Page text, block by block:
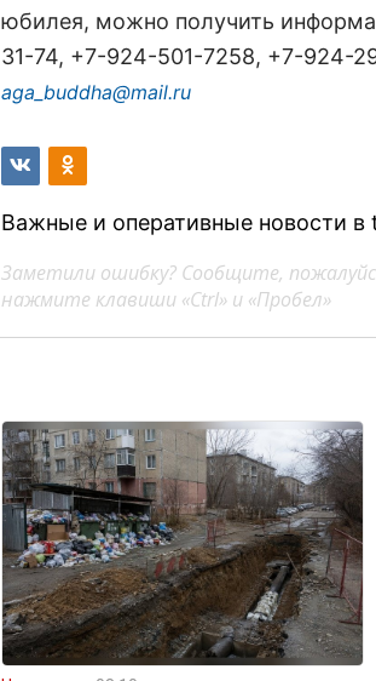
юбилея, можно получить
31-74, +7-924-501-7258, +7-924-
aga_buddha@mail.ru
Важные и оперативные новости в
Заметили ошибку? Сообщите,
нажмите клавиши «Ctrl» и «Пробел»